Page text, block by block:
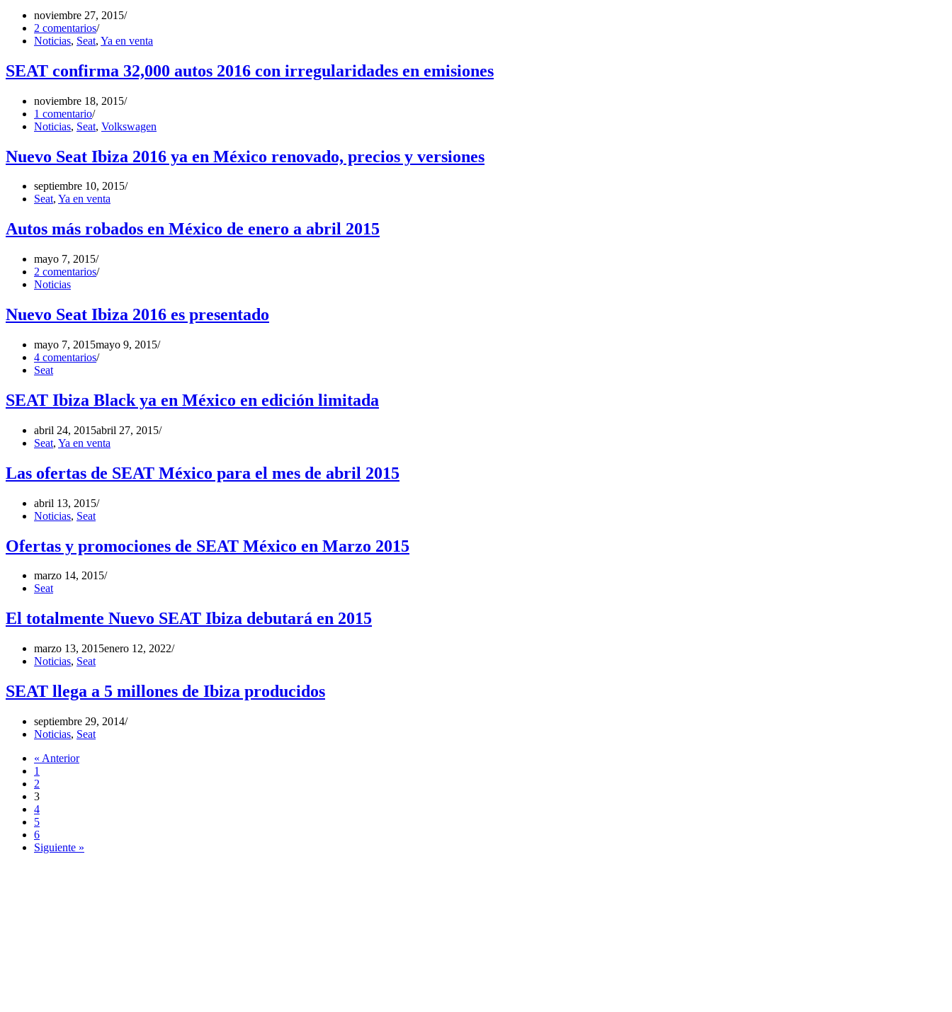
noviembre 27, 2015
2 comentarios
Noticias, Seat, Ya en venta
SEAT confirma 32,000 autos 2016 con irregularidades en emisiones
noviembre 18, 2015
1 comentario
Noticias, Seat, Volkswagen
Nuevo Seat Ibiza 2016 ya en México renovado, precios y versiones
septiembre 10, 2015
Seat, Ya en venta
Autos más robados en México de enero a abril 2015
mayo 7, 2015
2 comentarios
Noticias
Nuevo Seat Ibiza 2016 es presentado
mayo 7, 2015mayo 9, 2015
4 comentarios
Seat
SEAT Ibiza Black ya en México en edición limitada
abril 24, 2015abril 27, 2015
Seat, Ya en venta
Las ofertas de SEAT México para el mes de abril 2015
abril 13, 2015
Noticias, Seat
Ofertas y promociones de SEAT México en Marzo 2015
marzo 14, 2015
Seat
El totalmente Nuevo SEAT Ibiza debutará en 2015
marzo 13, 2015enero 12, 2022
Noticias, Seat
SEAT llega a 5 millones de Ibiza producidos
septiembre 29, 2014
Noticias, Seat
« Anterior
1
2
3
4
5
6
Siguiente »